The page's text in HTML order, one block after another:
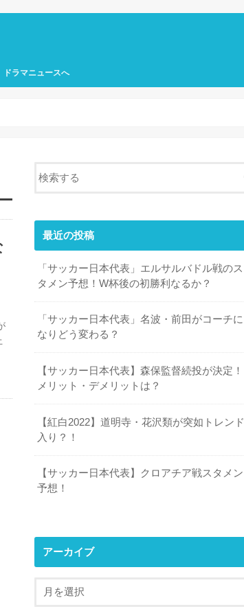
ドラマニュースへ
最近の投稿
「サッカー日本代表」エルサルバドル戦のス
タメン予想！W杯後の初勝利なるか？
「サッカー日本代表」名波・前田がコーチに
なりどう変わる？
【サッカー日本代表】森保監督続投が決定！
メリット・デメリットは？
【紅白2022】道明寺・花沢類が突如トレンド
入り？！
【サッカー日本代表】クロアチア戦スタメン
予想！
アーカイブ